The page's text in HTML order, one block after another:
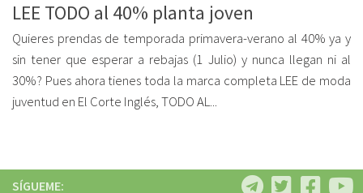
LEE TODO al 40% planta joven
Quieres prendas de temporada primavera-verano al 40% ya y
sin tener que esperar a rebajas (1 Julio) y nunca llegan ni al
30%? Pues ahora tienes toda la marca completa LEE de moda
juventud en El Corte Inglés, TODO AL...
SÍGUEME: